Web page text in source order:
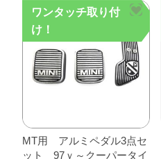
ワンタッチ取り付
け！
MT用 アルミペダル3点セ
ット 97ｙ～クーパータイ